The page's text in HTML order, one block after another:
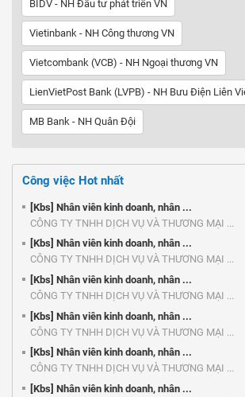
BIDV - NH Đầu tư phát triển VN
Vietinbank - NH Công thương VN
Vietcombank (VCB) - NH Ngoại thương VN
LienVietPost Bank (LVPB) - NH Bưu Điện Liên
MB Bank - NH Quân Đội
Công việc Hot nhất
[Kbs] Nhân viên kinh doanh, nhân ...
CÔNG TY TNHH DỊCH VỤ VÀ THƯƠNG MẠI ...
[Kbs] Nhân viên kinh doanh, nhân ...
CÔNG TY TNHH DỊCH VỤ VÀ THƯƠNG MẠI ...
[Kbs] Nhân viên kinh doanh, nhân ...
CÔNG TY TNHH DỊCH VỤ VÀ THƯƠNG MẠI ...
[Kbs] Nhân viên kinh doanh, nhân ...
CÔNG TY TNHH DỊCH VỤ VÀ THƯƠNG MẠI ...
[Kbs] Nhân viên kinh doanh, nhân ...
CÔNG TY TNHH DỊCH VỤ VÀ THƯƠNG MẠI ...
[Kbs] Nhân viên kinh doanh, nhân ...